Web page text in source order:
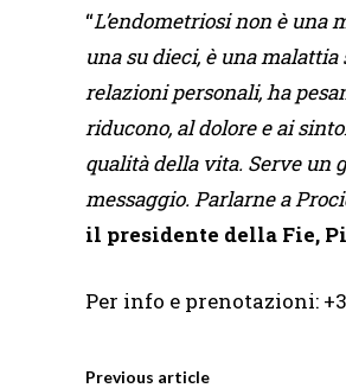
“L’endometriosi non è
una su dieci, è una
relazioni personali, ha
riducono, al dolore e ai
qualità della vita. Serve un
messaggio. Parlarne a
il presidente della Fie,
Per info e prenotazioni:
Previous article